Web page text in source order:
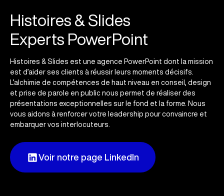
Histoires & Slides
Experts PowerPoint
Histoires & Slides est une agence PowerPoint dont la mission
est d’aider ses clients à réussir leurs moments décisifs.
L’alchimie de compétences de haut niveau en conseil, design
et prise de parole en public nous permet de réaliser des
présentations exceptionnelles sur le fond et la forme. Nous
vous aidons à renforcer votre leadership pour convaincre et
embarquer vos interlocuteurs.
Voir notre page LinkedIn